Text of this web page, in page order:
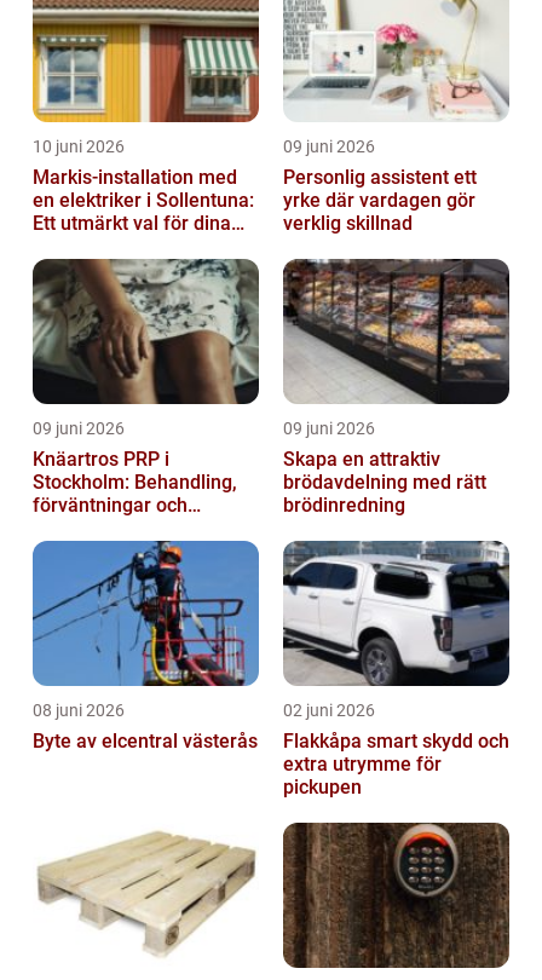
10 juni 2026
Markis-installation med
en elektriker i Sollentuna:
Ett utmärkt val för dina
09 juni 2026
Personlig assistent ett
yrke där vardagen gör
verklig skillnad
09 juni 2026
Knäartros PRP i
Stockholm: Behandling,
förväntningar och
09 juni 2026
Skapa en attraktiv
brödavdelning med rätt
brödinredning
08 juni 2026
Byte av elcentral västerås
02 juni 2026
Flakkåpa smart skydd och
extra utrymme för
pickupen